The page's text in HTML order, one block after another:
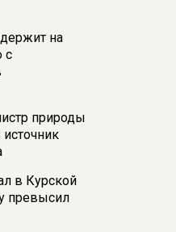
на
с
природы
в Курской
превысил